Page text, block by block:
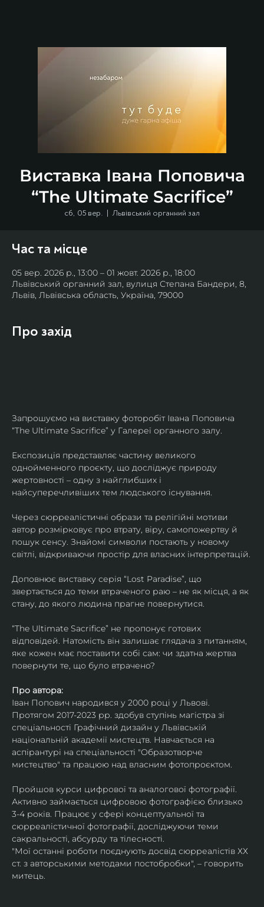
Виставка Івана Поповича
“The Ultimate Sacrifice”
сб, 05 вер.
  |
Львівський органний зал
Час та місце
05 вер. 2026 р., 13:00 – 01 жовт. 2026 р., 18:00
Львівський органний зал, вулиця Степана Бандери, 8,
Львів, Львівська область, Україна, 79000
Про захід
Запрошуємо на виставку фоторобіт Івана Поповича
“The Ultimate Sacrifice” у Галереї органного залу.
Експозиція представляє частину великого
однойменного проєкту, що досліджує природу
жертовності – одну з найглибших і
найсуперечливіших тем людського існування.
Через сюрреалістичні образи та релігійні мотиви
автор розмірковує про втрату, віру, самопожертву й
пошук сенсу. Знайомі символи постають у новому
світлі, відкриваючи простір для власних інтерпретацій.
Доповнює виставку серія “Lost Paradise”, що
звертається до теми втраченого раю – не як місця, а як
стану, до якого людина прагне повернутися.
“The Ultimate Sacrifice” не пропонує готових
відповідей. Натомість він залишає глядача з питанням,
яке кожен має поставити собі сам: чи здатна жертва
повернути те, що було втрачено?
Про автора:
Іван Попович народився у 2000 році у Львові.
Протягом 2017-2023 рр. здобув ступінь магістра зі
спеціальності Графічний дизайн у Львівській
національній академії мистецтв. Навчається на
аспірантурі на спеціальності "Образотворче
мистецтво" та працюю над власним фотопроєктом.
Пройшов курси цифрової та аналогової фотографії.
Активно займається цифровою фотографією близько
3-4 років. Працює у сфері концептуальної та
сюрреалістичної фотографії, досліджуючи теми
сакральності, абсурду та тілесності.
"Мої останні роботи поєднують досвід сюрреалістів ХХ
ст. з авторськими методами постобробки", – говорить
митець.